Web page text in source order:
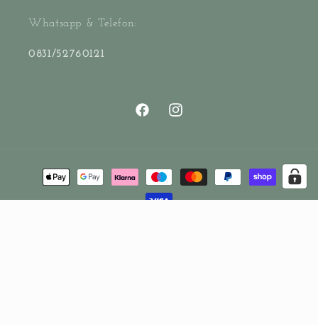
Whatsapp & Telefon:
0831/52760121
FacebookInstagram
Zahlungsmethoden